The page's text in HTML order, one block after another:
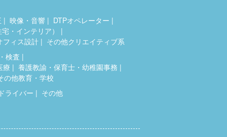
映像・音響
DTPオペレーター
・インテリア）
フィス設計
その他クリエイティブ系
検査
療
養護教諭・保育士・幼稚園事務
の他教育・学校
ライバー
その他